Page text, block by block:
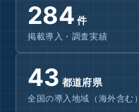
284 件
掲載導入・調査実績
43 都道府県
全国の導入地域（海外含む）